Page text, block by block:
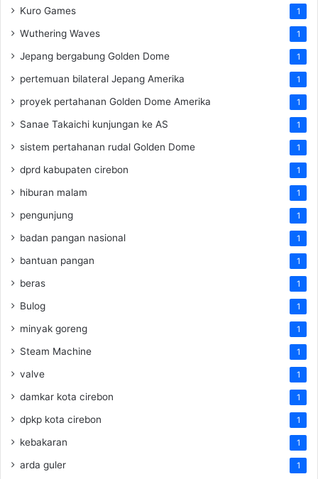
Kuro Games 1
Wuthering Waves 1
Jepang bergabung Golden Dome 1
pertemuan bilateral Jepang Amerika 1
proyek pertahanan Golden Dome Amerika 1
Sanae Takaichi kunjungan ke AS 1
sistem pertahanan rudal Golden Dome 1
dprd kabupaten cirebon 1
hiburan malam 1
pengunjung 1
badan pangan nasional 1
bantuan pangan 1
beras 1
Bulog 1
minyak goreng 1
Steam Machine 1
valve 1
damkar kota cirebon 1
dpkp kota cirebon 1
kebakaran 1
arda guler 1